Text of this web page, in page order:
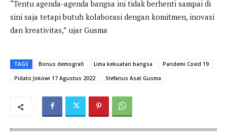
“Tentu agenda-agenda bangsa ini tidak berhenti sampai di
sini saja tetapi butuh kolaborasi dengan komitmen, inovasi
dan kreativitas,” ujar Gusma
TAGS Bonus demografi Lima kekuatan bangsa
Pandemi Covid 19
Pidato Jokowi 17 Agustus 2022
Stefanus Asat Gusma